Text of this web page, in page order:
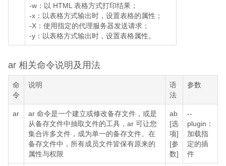
-w：以 HTML 表格方式打印结果；
-x：以表格方式输出时，设置表格的属性；
-X：使用指定的代理服务器发送请求；
-y：以表格方式输出时，设置表格属性。
ar 相关命令说明及用法
命
令
说明
语
法
参数
ar
ar 命令是一个建立或修改备存文件，或是
从备存文件中抽取文件的工具，ar 可让您
集合许多文件，成为单一的备存文件。在
备存文件中，所有成员文件皆保有原来的
属性与权限
ab
[选
项]
[参
数]
--
plugin：
加载指
定的插
件